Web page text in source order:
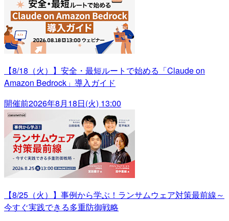
【8/18（火）】安全・最短ルートで始める「Claude on
Amazon Bedrock」導入ガイド
開催前2026年8月18日(火) 13:00
【8/25（火）】事例から学ぶ！ランサムウェア対策最前線～
今すぐ実践できる多重防御戦略